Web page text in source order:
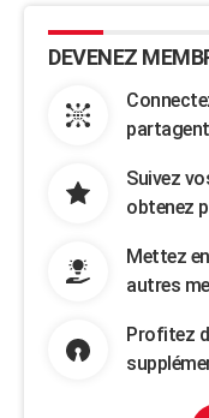
DEVENEZ
Suivez
obtenez
Mettez
autres
Profitez